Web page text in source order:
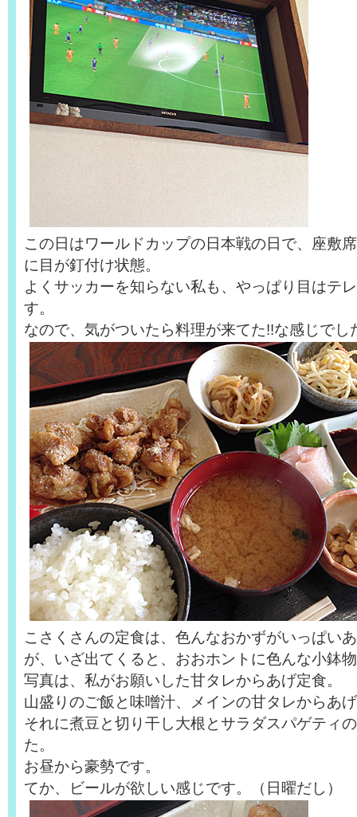
この日はワールドカップの日本戦の日で、座敷
に目が釘付け状態。
よくサッカーを知らない私も、やっぱり目はテ
す。
なので、気がついたら料理が来てた!!な感じでし
こさくさんの定食は、色んなおかずがいっぱい
が、いざ出てくると、おおホントに色んな小鉢
写真は、私がお願いした甘タレからあげ定食。
山盛りのご飯と味噌汁、メインの甘タレからあ
それに煮豆と切り干し大根とサラダスパゲティ
た。
お昼から豪勢です。
てか、ビールが欲しい感じです。（日曜だし）